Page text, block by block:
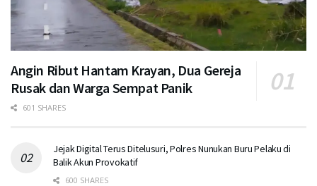
Angin Ribut Hantam Krayan, Dua Gereja
Rusak dan Warga Sempat Panik
601 SHARES
Jejak Digital Terus Ditelusuri, Polres Nunukan Buru Pelaku di
Balik Akun Provokatif
600 SHARES